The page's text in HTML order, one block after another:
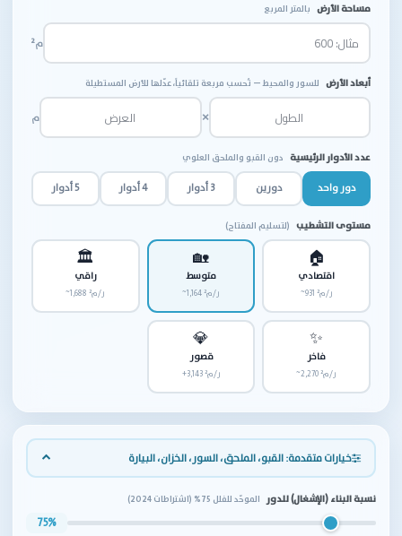
مساحة الأرض بالمتر المربع
م²
أبعاد الأرض للسور والمحيط — تُحسب مربعة تلقائياً، عدّلها للأرض المستطيلة
× م
عدد الأدوار الرئيسية دون القبو والملحق العلوي
دور واحد دورين 3 أدوار 4 أدوار 5 أدوار
مستوى التشطيب (لتسليم المفتاح)
🏠
اقتصادي
~931 ر/م²
🏡
متوسط
~1,164 ر/م²
🏛
راقي
~1,688 ر/م²
✨
فاخر
~2,270 ر/م²
💎
قصور
+3,143 ر/م²
خيارات متقدمة: القبو، الملحق، السور، الخزان، البيارة
نسبة البناء (الإشغال) للدور الموحّد للفلل 75% (اشتراطات 2024)
75%